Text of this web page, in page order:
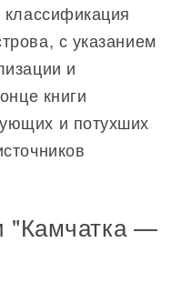
с указанием
и
книги
и потухших
"Камчатка —